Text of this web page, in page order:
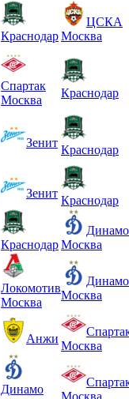
Краснодар
ЦСКА
Москва
Спартак
Москва
Краснодар
Зенит
Краснодар
Зенит
Краснодар
Краснодар
Динамо
Москва
Локомотив
Москва
Динамо
Москва
Анжи
Москва
Динамо
Москва